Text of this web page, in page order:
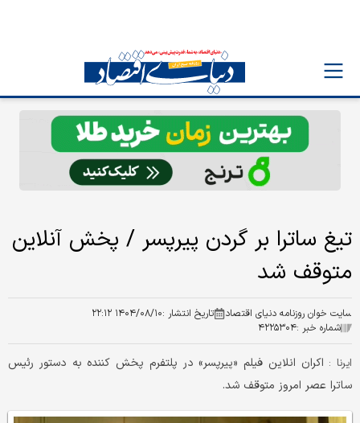
تیغ ساترا بر گردن پیرپسر / پخش آنلاین
متوقف شد
سایت خوان روزنامه دنیای اقتصاد تاریخ انتشار :۱۴۰۴/۰۸/۱۰ ۲۲:۱۲
شماره خبر :۴۲۲۵۳۰۴
ایرنا : اکران انلاین فیلم «پیرپسر» در پلتفرم پخش کننده به دستور رئیس
ساترا عصر امروز متوقف شد.